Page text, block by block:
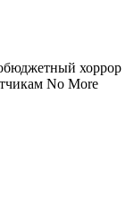
хоррор
No More